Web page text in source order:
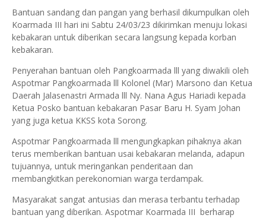
Bantuan sandang dan pangan yang berhasil dikumpulkan oleh
Koarmada III hari ini Sabtu 24/03/23 dikirimkan menuju lokasi
kebakaran untuk diberikan secara langsung kepada korban
kebakaran.
Penyerahan bantuan oleh Pangkoarmada lll yang diwakili oleh
Aspotmar Pangkoarmada lll Kolonel (Mar) Marsono dan Ketua
Daerah Jalasenastri Armada lll Ny. Nana Agus Hariadi kepada
Ketua Posko bantuan kebakaran Pasar Baru H. Syam Johan
yang juga ketua KKSS kota Sorong.
Aspotmar Pangkoarmada lll mengungkapkan pihaknya akan
terus memberikan bantuan usai kebakaran melanda, adapun
tujuannya, untuk meringankan penderitaan dan
membangkitkan perekonomian warga terdampak.
Masyarakat sangat antusias dan merasa terbantu terhadap
bantuan yang diberikan. Aspotmar Koarmada III berharap